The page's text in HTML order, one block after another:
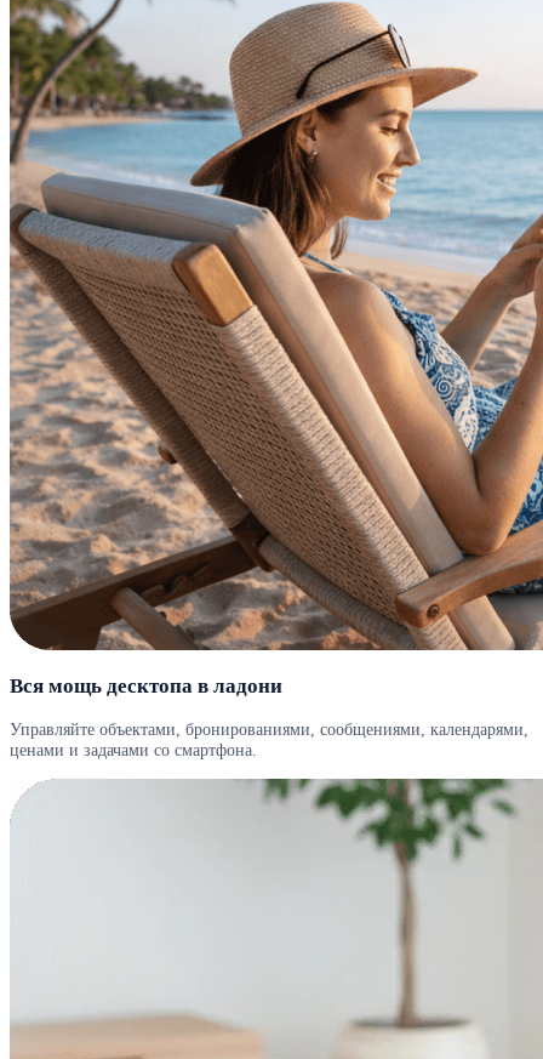
Вся мощь десктопа в ладони
Управляйте объектами, бронированиями, сообщениями, календарями,
ценами и задачами со смартфона.